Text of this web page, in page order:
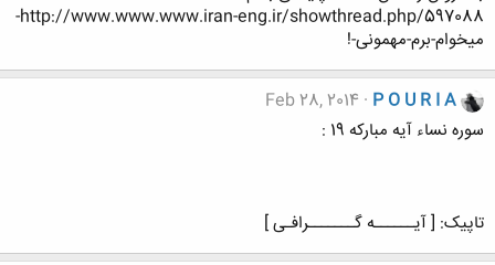
http://www.www.www.iran-eng.ir/showthread.php/597088-
میخوام-برم-مهمونی-!
P O U R I A
Feb 28, 2014
سوره نساء آیه مبارکه 19 :
تاپیک: [ آیــــــه گـــــــرافـی ]